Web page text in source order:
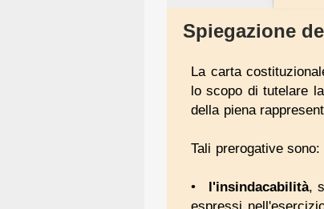
Spiegazione
La carta
lo scopo di tutelare la
della piena
Tali prerogative sono:
l'insindacabilità,
espressi